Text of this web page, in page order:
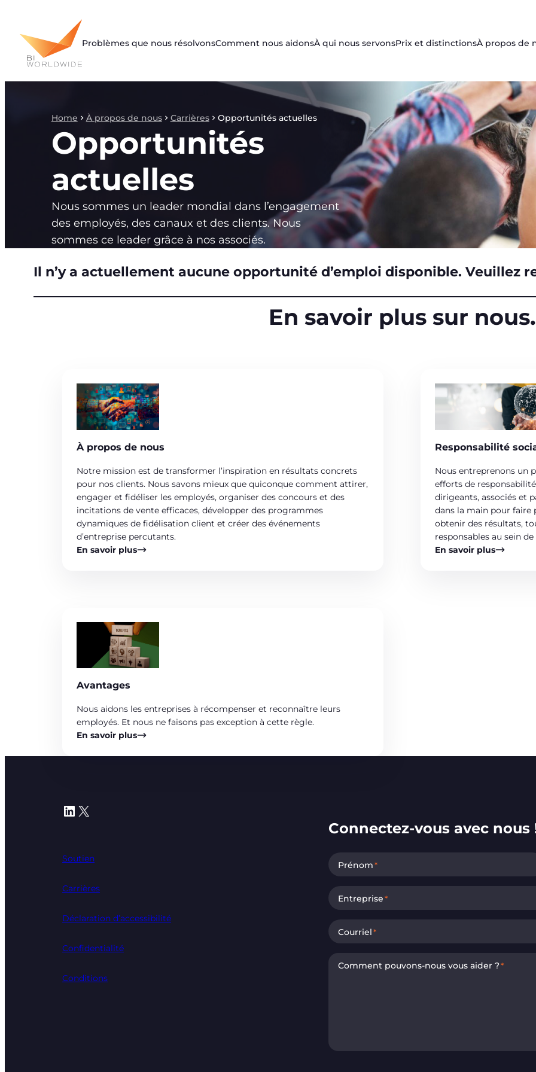
contenu
Problèmes que nous résolvonsComment nous aidonsÀ qui nous servonsPrix et distinctionsÀ propos de
Home À propos de nous Carrières Opportunités actuelles
Opportunités
actuelles
Nous sommes un leader mondial dans l’engagement
des employés, des canaux et des clients. Nous
sommes ce leader grâce à nos associés.
Il n’y a actuellement aucune opportunité d’emploi disponible. Veuillez
En savoir plus sur nous.
À propos de nous
Notre mission est de transformer l’inspiration en résultats concrets
pour nos clients. Nous savons mieux que quiconque comment attirer,
engager et fidéliser les employés, organiser des concours et des
incitations de vente efficaces, développer des programmes
dynamiques de fidélisation client et créer des événements
d’entreprise percutants.
En savoir plus
Responsabilité
Nous entreprenons un
efforts de
dirigeants, associés et
dans la main pour faire
obtenir des résultats,
responsables au sein
En savoir plus
Avantages
Nous aidons les entreprises à récompenser et reconnaître leurs
employés. Et nous ne faisons pas exception à cette règle.
En savoir plus
LinkedIn X
Soutien
Carrières
Déclaration d’accessibilité
Confidentialité
Conditions
Connectez-vous avec nous
Prénom*
Entreprise*
Courriel*
Comment pouvons-nous vous aider ?*